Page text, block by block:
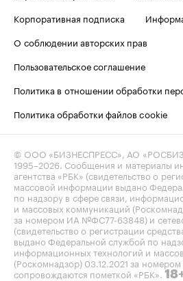
Корпоративная подписка
О соблюдении авторских прав
Пользовательское соглашение
Политика в отношении обработки
Политика обработки файлов cookie
© ООО «БИЗНЕСПРЕСС», АО
1995–2026. Сообщения и материалы
агентства «РБК» (свидетельство о
массовой информации выдано
по надзору в сфере связи,
и массовых коммуникаций
за номером ИА №ФС77-63848) и
(свидетельство о регистрации
выдано Федеральной службой по
информационных технологий и
(Роскомнадзор) 03.12.2021 за
сопровождаются пометкой «РБК».